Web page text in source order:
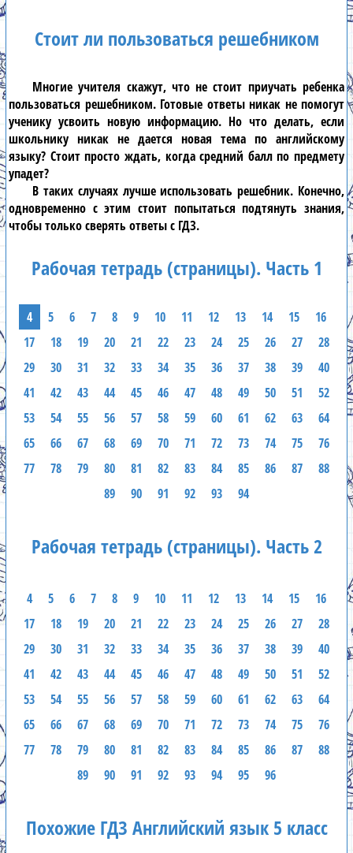
Стоит ли пользоваться решебником
Многие учителя скажут, что не стоит приучать ребенка
пользоваться решебником. Готовые ответы никак не помогут
ученику усвоить новую информацию. Но что делать, если
школьнику никак не дается новая тема по английскому
языку? Стоит просто ждать, когда средний балл по предмету
упадет?
В таких случаях лучше использоватьрешебник. Конечно,
одновременно с этим стоит попытаться подтянуть знания,
чтобы только сверять ответы с ГДЗ.
Рабочая тетрадь (страницы). Часть 1
4 5 6 7 8 9 10 11 12 13 14 15
16
17
18 19 20 21 22 23 24 25 26 27
28
29
30 31 32 33 34 35 36 37 38 39
40
41
42 43 44 45 46 47 48 49 50 51
52
53
54 55 56 57 58 59 60 61 62 63
64
65
66 67 68 69 70 71 72 73 74 75
76
77
78 79 80 81 82 83 84 85 86 87
88
89
90 91 92 93 94
Рабочая тетрадь (страницы). Часть 2
4 5 6 7 8 9 10 11 12 13 14 15
16
17
18 19 20 21 22 23 24 25 26 27
28
29
30 31 32 33 34 35 36 37 38 39
40
41
42 43 44 45 46 47 48 49 50 51
52
53
54 55 56 57 58 59 60 61 62 63
64
65
66 67 68 69 70 71 72 73 74 75
76
77
78 79 80 81 82 83 84 85 86 87
88
89
90 91 92 93 94 95 96
Похожие ГДЗ Английский язык 5 класс